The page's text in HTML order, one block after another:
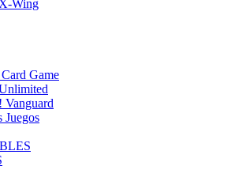
Wing
Game
Vanguard
Juegos